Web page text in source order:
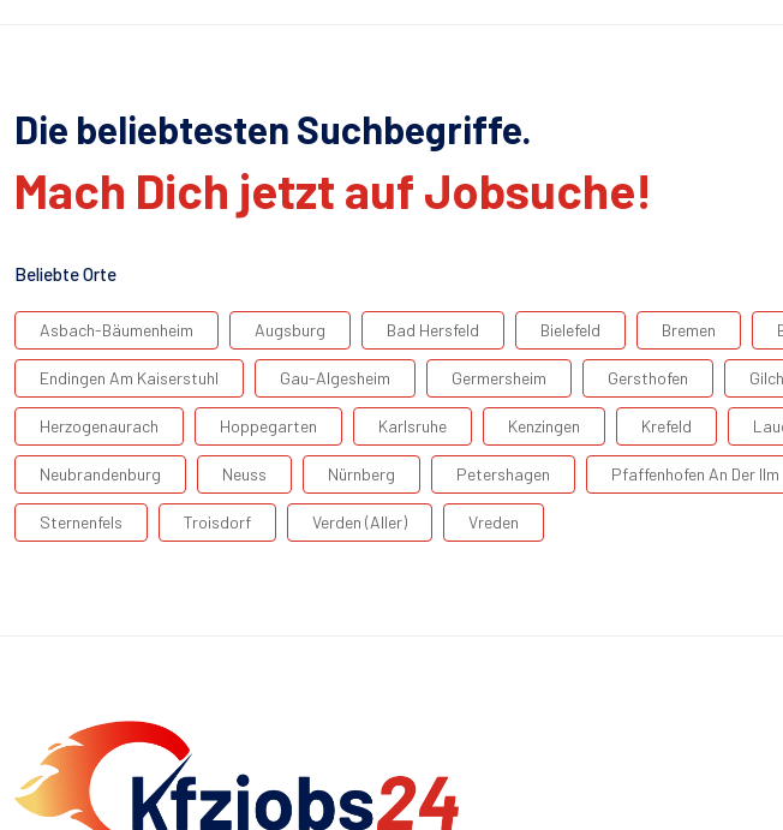
Die beliebtesten Suchbegriffe.
Mach Dich jetzt auf Jobsuche!
Beliebte Orte
Asbach-Bäumenheim Augsburg Bad Hersfeld Bielefeld Bremen
Endingen Am Kaiserstuhl Gau-Algesheim Germersheim Gersthofen
Herzogenaurach Hoppegarten Karlsruhe Kenzingen Krefeld
Neubrandenburg Neuss Nürnberg Petershagen Pfaffenhofen An Der Ilm
Sternenfels Troisdorf Verden (Aller) Vreden